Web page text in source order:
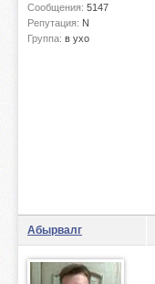
Сообщения: 5147
Репутация: N
Группа: в ухо
Абырвалг